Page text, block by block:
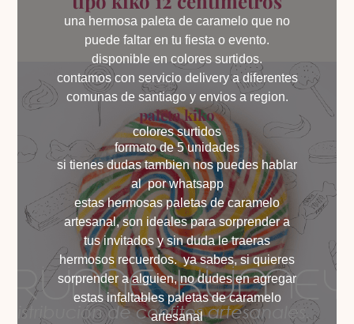
una hermosa paleta de caramelo que no
puede faltar en tu fiesta o evento.
disponible en colores surtidos.
contamos con servicio delivery a diferentes
comunas de santiago y envios a region.
paleta kiko
colores surtidos
formato de 5 unidades
si tienes dudas tambien nos puedes hablar
alpor whatsapp
estas hermosas paletas de caramelo
artesanal, son ideales para sorprender a
tus invitados y sin duda le traeras
hermosos recuerdos. ya sabes, si quieres
sorprender a alguien, no dudes en agregar
estas infaltables paletas de caramelo
artesanal